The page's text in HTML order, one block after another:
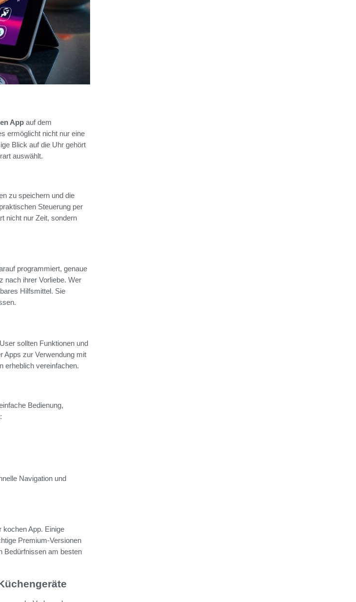
App auf dem
ermöglicht nicht nur eine
Blick auf die Uhr gehört
auswählt.
zu speichern und die
Steuerung per
nicht nur Zeit, sondern
programmiert, genaue
nach ihrer Vorliebe. Wer
Hilfsmittel. Sie
sollten Funktionen und
Apps zur Verwendung mit
erheblich vereinfachen.
Bedienung,
Navigation und
kochen App. Einige
Premium-Versionen
Bedürfnissen am besten